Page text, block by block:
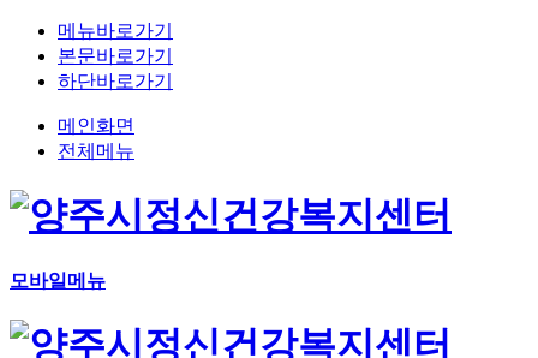
메뉴바로가기
본문바로가기
하단바로가기
메인화면
전체메뉴
모바일메뉴